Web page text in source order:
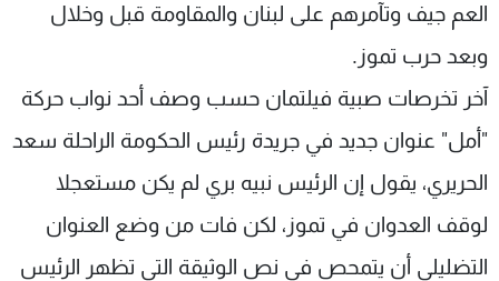
العم جيف وتآمرهم على لبنان والمقاومة قبل وخلال
وبعد حرب تموز.
آخر تخرصات صبية فيلتمان حسب وصف أحد نواب حركة
"أمل" عنوان جديد في جريدة رئيس الحكومة الراحلة سعد
الحريري، يقول إن الرئيس نبيه بري لم يكن مستعجلا
لوقف العدوان في تموز، لكن فات من وضع العنوان
التضليلي أن يتمحص في نص الوثيقة التي تظهر الرئيس